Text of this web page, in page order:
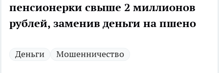
пенсионерки свыше 2 миллионов
рублей, заменив деньги на пшено
Деньги Мошенничество